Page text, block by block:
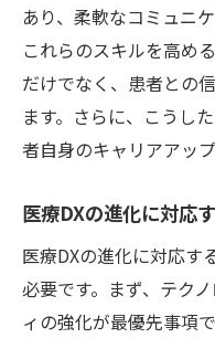
あり、柔軟なコミュニ
これらのスキルを高め
だけでなく、患者との
ます。さらに、こうし
者自身のキャリアアッ
医療DXの進化に対応
医療DXの進化に対応す
必要です。まず、テク
ィの強化が最優先事項